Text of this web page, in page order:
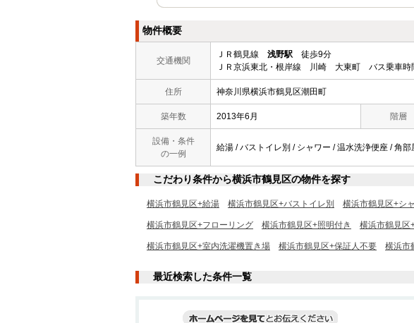
物件概要
交通機関
ＪＲ鶴見線 浅野駅 徒歩9分
ＪＲ京浜東北・根岸線 川崎 大東町 バス乗車
住所 神奈川県横浜市鶴見区潮田町
築年数 2013年6月 階層
設備・条件
の一例
給湯 / バストイレ別 / シャワー / 温水洗浄便座 / 角
こだわり条件から横浜市鶴見区の物件を探す
横浜市鶴見区+給湯 横浜市鶴見区+バストイレ別 横浜市鶴見区+シ
横浜市鶴見区+フローリング 横浜市鶴見区+照明付き 横浜市鶴見区
横浜市鶴見区+室内洗濯機置き場 横浜市鶴見区+保証人不要 横浜市
最近検索した条件一覧